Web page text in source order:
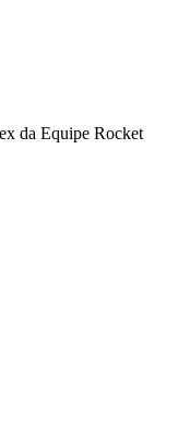
da Equipe Rocket